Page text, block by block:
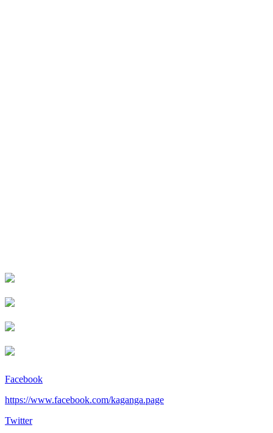
Facebook
https://www.facebook.com/kaganga.page
Twitter